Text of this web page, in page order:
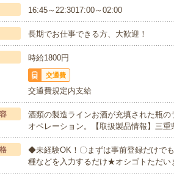
16:45～22:3017:00～02:00
長期でお仕事できる方、大歓迎！
時給1800円
交通費
交通費規定内支給
酒類の製造ラインお酒が充填された瓶
オペレーション。【取扱製品情報】三
◆未経験OK！〇まずは事前登録だけで
種などを入力するだけ★オシゴトただ